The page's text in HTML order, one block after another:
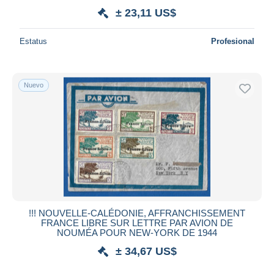
± 23,11 US$
Estatus Profesional
Nuevo
!!! NOUVELLE-CALÉDONIE, AFFRANCHISSEMENT
FRANCE LIBRE SUR LETTRE PAR AVION DE
NOUMÉA POUR NEW-YORK DE 1944
± 34,67 US$